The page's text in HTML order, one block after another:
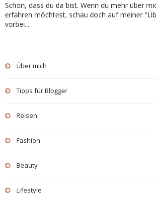
Schön, dass du da bist. Wenn du mehr über
erfahren möchtest, schau doch auf meiner
vorbei...
Über mich
Tipps für Blogger
Reisen
Fashion
Beauty
Lifestyle